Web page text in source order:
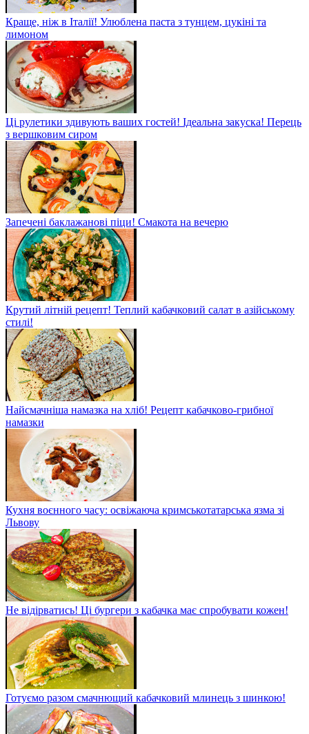
Краще, ніж в Італії! Улюблена паста з тунцем, цукіні та
лимоном
Ці рулетики здивують ваших гостей! Ідеальна закуска! Перець
з вершковим сиром
Запечені баклажанові піци! Смакота на вечерю
Крутий літній рецепт! Теплий кабачковий салат в азійському
стилі!
Найсмачніша намазка на хліб! Рецепт кабачково-грибної
намазки
Кухня воєнного часу: освіжаюча кримськотатарська язма зі
Львову
Не відірватись! Ці бургери з кабачка має спробувати кожен!
Готуємо разом смачнющий кабачковий млинець з шинкою!